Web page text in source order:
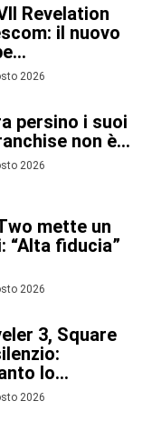
Revelation
il nuovo
2026
persino i suoi
non è...
2026
mette un
“Alta fiducia”
2026
3, Square
lo...
2026